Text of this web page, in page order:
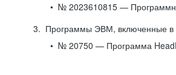
№ 2023610815 —
Программы ЭВМ, включенные в
№ 20750 — Программа